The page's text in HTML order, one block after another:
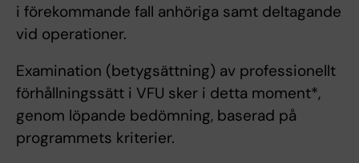
i förekommande fall anhöriga samt deltagande
vid operationer.
Examination (betygsättning) av professionellt
förhållningssätt i VFU sker i detta moment*,
genom löpande bedömning, baserad på
programmets kriterier.